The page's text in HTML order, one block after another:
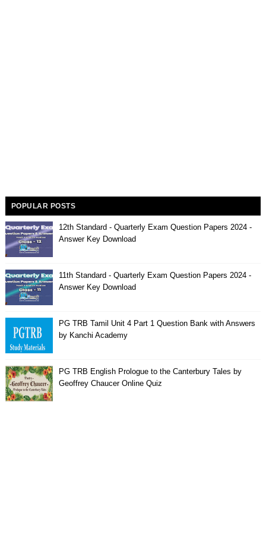
POPULAR POSTS
12th Standard - Quarterly Exam Question Papers 2024 -
Answer Key Download
11th Standard - Quarterly Exam Question Papers 2024 -
Answer Key Download
PG TRB Tamil Unit 4 Part 1 Question Bank with Answers
by Kanchi Academy
PG TRB English Prologue to the Canterbury Tales by
Geoffrey Chaucer Online Quiz